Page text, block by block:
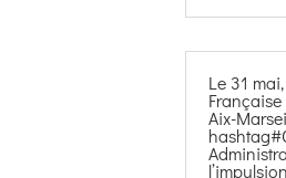
Le 31
Aix-